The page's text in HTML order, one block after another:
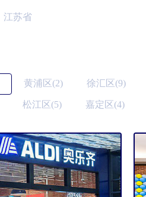
江苏省
黄浦区(2) 徐汇区(9)
松江区(5) 嘉定区(4)